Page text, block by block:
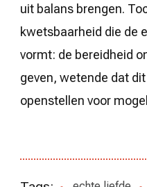
uit balans brengen.
kwetsbaarheid die de
vormt: de bereidheid
geven, wetende dat
openstellen voor